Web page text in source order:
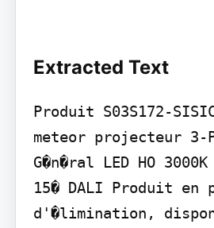
Extracted Text
Produit S03S172-
meteor projecteur 3-
G�n�ral LED HO 3000K
15� DALI Produit en
d'�limination,